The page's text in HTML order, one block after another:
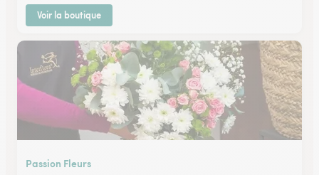
Voir la boutique
Passion Fleurs